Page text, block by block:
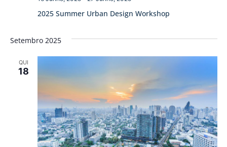
2025 Summer Urban Design Workshop
Setembro 2025
QUI
18